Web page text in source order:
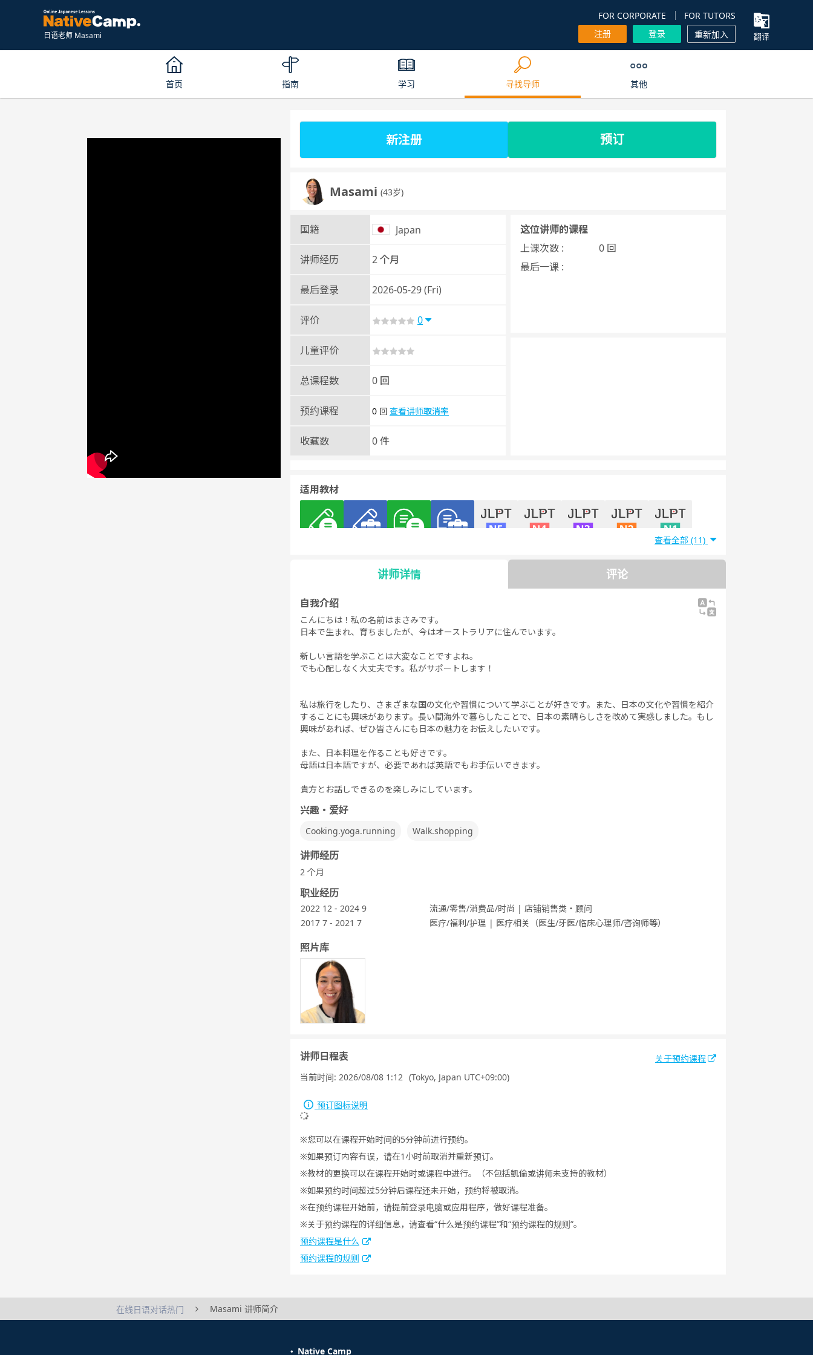
日语老师 Masami
FOR CORPORATE
FOR TUTORS
注册
登录 重新加入 翻译
首页 指南 学习 寻找导师 其他
新注册 预订
Masami (43岁)
国籍 Japan
讲师经历 2 个月
最后登录 2026-05-29 (Fri)
评价 0
儿童评价
总课程数 0 回
预约课程 0 回 查看讲师取消率
收藏数 0 件
这位讲师的课程
上课次数 :
0 回
最后一课 :
适用教材
験2級
自由谈话
デイリートピ
ック
查看全部 (11)
讲师详情 评论
自我介绍
こんにちは！私の名前はまさみです。
日本で生まれ、育ちましたが、今はオーストラリアに住んでいます。
新しい言語を学ぶことは大変なことですよね。
でも心配しなく大丈夫です。私がサポートします！
私は旅行をしたり、さまざまな国の文化や習慣について学ぶことが好きです。また、日本の文化や習慣を紹介
することにも興味があります。長い間海外で暮らしたことで、日本の素晴らしさを改めて実感しました。もし
興味があれば、ぜひ皆さんにも日本の魅力をお伝えしたいです。
また、日本料理を作ることも好きです。
母語は日本語ですが、必要であれば英語でもお手伝いできます。
貴方とお話しできるのを楽しみにしています。
兴趣・爱好
Cooking.yoga.running Walk.shopping
讲师经历
2 个月
职业经历
2022 12 - 2024 9
流通/零售/消费品/时尚 | 店铺销售类・顾问
2017 7 - 2021 7
医疗/福利/护理 | 医疗相关（医生/牙医/临床心理师/咨询师等）
照片库
讲师日程表
关于预约课程
当前时间: 2026/08/08 1:12 (Tokyo, Japan UTC+09:00)
预订图标说明
您可以在课程开始时间的5分钟前进行预约。
如果预订内容有误，请在1小时前取消并重新预订。
教材的更换可以在课程开始时或课程中进行。（不包括凱倫或讲师未支持的教材）
如果预约时间超过5分钟后课程还未开始，预约将被取消。
在预约课程开始前，请提前登录电脑或应用程序，做好课程准备。
关于预约课程的详细信息，请查看“什么是预约课程”和“预约课程的规则”。
预约课程是什么
预约课程的规则
在线日语对话热门 Masami 讲师简介
Native Camp